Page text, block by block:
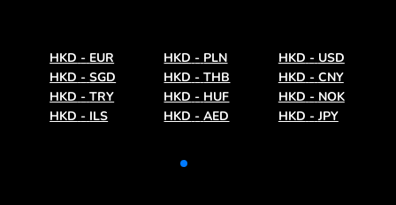
HKD - EUR HKD - PLN HKD - USD
HKD - SGD HKD - THB HKD - CNY
HKD - TRY HKD - HUF HKD - NOK
HKD - ILS HKD - AED HKD - JPY